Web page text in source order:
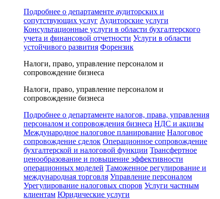
Подробнее о департаменте аудиторских и
сопутствующих услуг Аудиторские услуги
Консультационные услуги в области бухгалтерского
учета и финансовой отчетности Услуги в области
устойчивого развития Форензик
Налоги, право, управление персоналом и
сопровождение бизнеса
Налоги, право, управление персоналом и
сопровождение бизнеса
Подробнее о департаменте налогов, права, управления
персоналом и сопровождения бизнеса НДС и акцизы
Международное налоговое планирование Налоговое
сопровождение сделок Операционное сопровождение
бухгалтерской и налоговой функции Трансфертное
ценообразование и повышение эффективности
операционных моделей Таможенное регулирование и
международная торговля Управление персоналом
Урегулирование налоговых споров Услуги частным
клиентам Юридические услуги